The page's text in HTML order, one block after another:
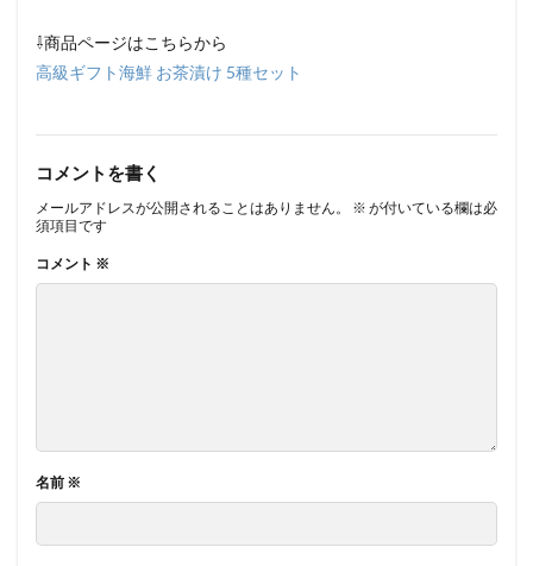
⇩商品ページはこちらから
高級ギフト海鮮 お茶漬け 5種セット
コメントを書く
メールアドレスが公開されることはありません。 ※ が付いている欄は必
須項目です
コメント ※
名前 ※